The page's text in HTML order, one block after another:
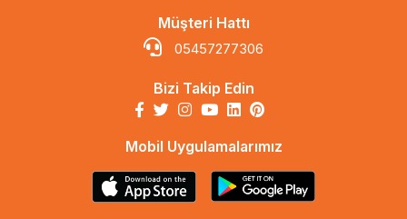
Müşteri Hattı
05457277306
Bizi Takip Edin
Mobil Uygulamalarımız